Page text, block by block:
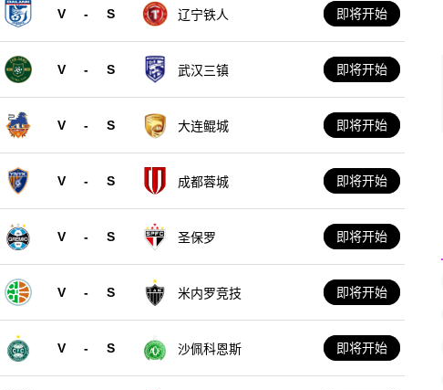
V - S 辽宁铁人 即将开始
V - S 武汉三镇 即将开始
V - S 大连鲲城 即将开始
V - S 成都蓉城 即将开始
V - S 圣保罗 即将开始
V - S 米内罗竞技 即将开始
V - S 沙佩科恩斯 即将开始